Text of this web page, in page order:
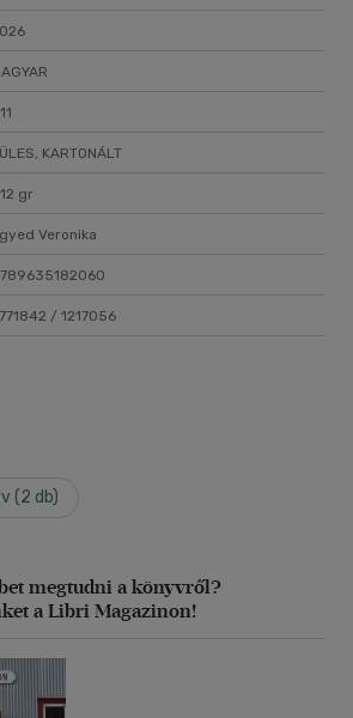
KARTONÁLT
gr
Veronika
/ 1217056
(2 db)
megtudni a könyvről?
a Libri Magazinon!